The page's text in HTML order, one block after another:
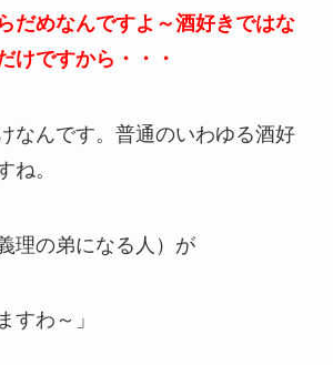
だめなんですよ～酒好きではな
けですから・・・
なんです。普通のいわゆる酒好
ね。
理の弟になる人）が
すわ～」